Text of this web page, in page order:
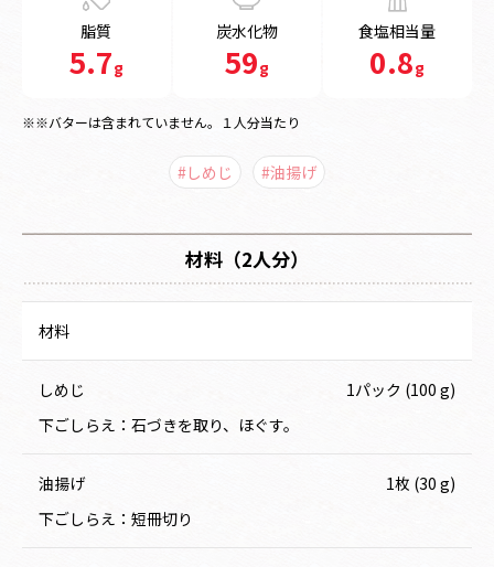
脂質
5.7g
炭水化物
59g
食塩相当量
0.8g
※※バターは含まれていません。１人分当たり
#しめじ #油揚げ
材料（2人分）
材料
しめじ
1パック (100 g)
下ごしらえ：石づきを取り、ほぐす。
油揚げ
1枚 (30 g)
下ごしらえ：短冊切り